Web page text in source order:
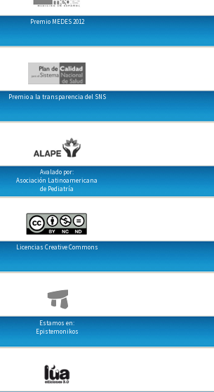
Premio MEDES 2012
Premio a la transparencia del SNS
Avalado por:
Asociación Latinoamericana
de Pediatría
Licencias Creative Commons
Estamos en:
Epistemonikos